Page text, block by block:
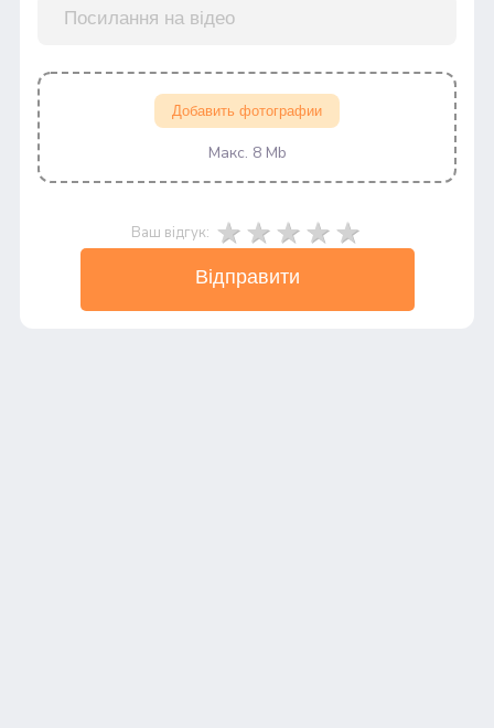
Добавить фотографии
Макс. 8 Mb
Ваш відгук:
Відправити